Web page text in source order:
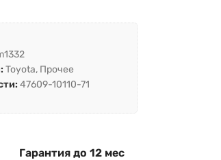
Toyota, Прочее
47609-10110-71
Гарантия до 12 мес